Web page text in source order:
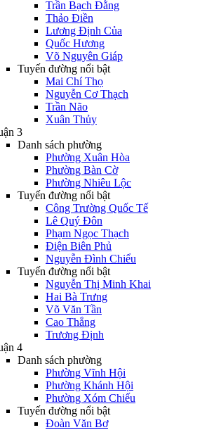
Trần Bạch Đằng
Thảo Điền
Lương Định Của
Quốc Hương
Võ Nguyên Giáp
Tuyến đường nổi bật
Mai Chí Thọ
Nguyễn Cơ Thạch
Trần Não
Xuân Thủy
3
Danh sách phường
Phường Xuân Hòa
Phường Bàn Cờ
Phường Nhiêu Lộc
Tuyến đường nổi bật
Công Trường Quốc Tế
Lê Quý Đôn
Phạm Ngọc Thạch
Điện Biên Phủ
Nguyễn Đình Chiểu
Tuyến đường nổi bật
Nguyễn Thị Minh Khai
Hai Bà Trưng
Võ Văn Tần
Cao Thắng
Trương Định
4
Danh sách phường
Phường Vĩnh Hội
Phường Khánh Hội
Phường Xóm Chiếu
Tuyến đường nổi bật
Đoàn Văn Bơ